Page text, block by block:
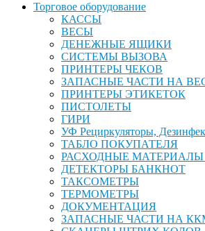
Торговое оборудование
КАССЫ
ВЕСЫ
ДЕНЕЖНЫЕ ЯЩИКИ
СИСТЕМЫ ВЫЗОВА
ПРИНТЕРЫ ЧЕКОВ
ЗАПАСНЫЕ ЧАСТИ НА
ПРИНТЕРЫ ЭТИКЕТОК
ПИСТОЛЕТЫ
ГИРИ
УФ Рециркуляторы,
ТАБЛО ПОКУПАТЕЛЯ
РАСХОДНЫЕ МАТЕРИАЛЫ
ДЕТЕКТОРЫ БАНКНОТ
ТАКСОМЕТРЫ
ТЕРМОМЕТРЫ
ДОКУМЕНТАЦИЯ
ЗАПАСНЫЕ ЧАСТИ НА